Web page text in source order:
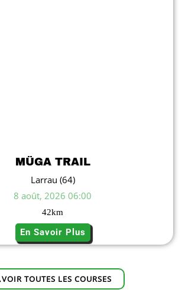
MÜGA TRAIL
Larrau (64)
8 août, 2026 06:00
42km
En Savoir Plus
VOIR TOUTES LES COURSES